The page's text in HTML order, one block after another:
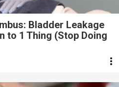
Bladder Leakage
to 1 Thing (Stop Doing